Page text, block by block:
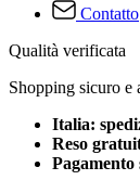
Contatto
Qualità verificata
Shopping sicuro e
Italia:
Reso
Pagamento